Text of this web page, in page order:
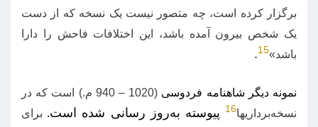
برگزار کرده است، چه متصور نیست یک نسخه که از دست
یک شخص بیرون آمده باشد، این اختلافات فاحش را دارا
باشد»
15
.
نمونه دیگر شاهنامه فردوسی (1020 – 940 م.)
است که در
نسخه‌برداریها16 پیوسته به‌روز رسانی شده است. برای